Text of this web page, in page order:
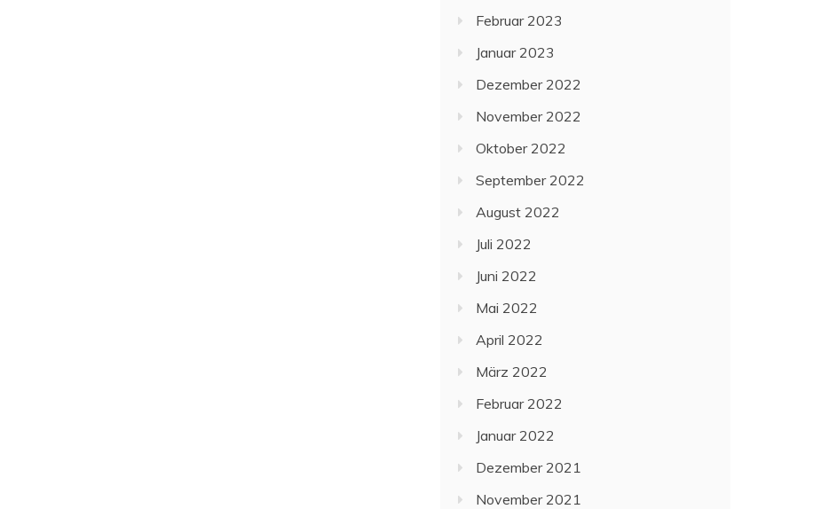
Februar 2023
Januar 2023
Dezember 2022
November 2022
Oktober 2022
September 2022
August 2022
Juli 2022
Juni 2022
Mai 2022
April 2022
März 2022
Februar 2022
Januar 2022
Dezember 2021
November 2021